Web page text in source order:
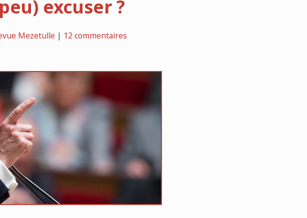
excuser ?
Mezetulle| 12 commentaires